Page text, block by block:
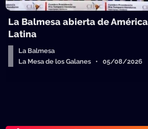
La Balmesa abierta de América
Latina
La Balmesa
La Mesa de los Galanes • 05/08/2026